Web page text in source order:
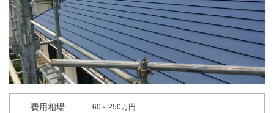
費用相場 60～250万円